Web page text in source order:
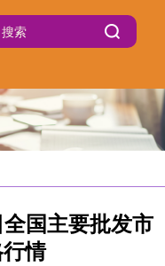
国主要批发市
情